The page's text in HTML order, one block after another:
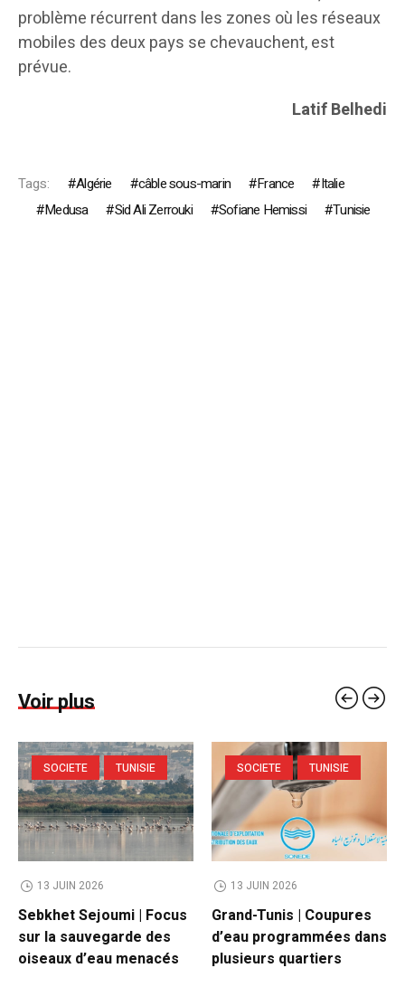
problème récurrent dans les zones où les réseaux
mobiles des deux pays se chevauchent, est
prévue.
Latif Belhedi
Tags: Algérie câble sous-marin France
Italie
Medusa
Sid Ali Zerrouki Sofiane Hemissi Tunisie
Voir plus
SOCIETE TUNISIE
13 JUIN 2026
Sebkhet Sejoumi | Focus
sur la sauvegarde des
oiseaux d’eau menacés
SOCIETE TUNISIE
13 JUIN 2026
Grand-Tunis | Coupures
d’eau programmées dans
plusieurs quartiers